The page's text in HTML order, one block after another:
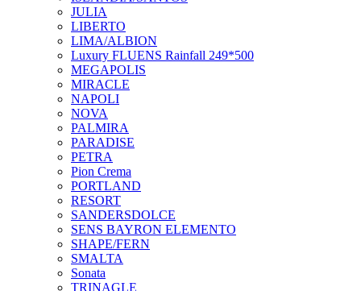
JULIA
LIBERTO
LIMA/ALBION
Luxury FLUENS Rainfall 249*500
MEGAPOLIS
MIRACLE
NAPOLI
NOVA
PALMIRA
PARADISE
PETRA
Pion Crema
PORTLAND
RESORT
SANDERSDOLCE
SENS BAYRON ELEMENTO
SHAPE/FERN
SMALTA
Sonata
TRINAGLE